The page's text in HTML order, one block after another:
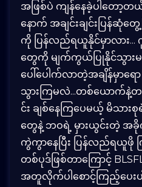
အဖြစ်ပဲ ကျန်နေခဲ့ပါတော့တ
နောက် အချင်းချင်းပြန်ဆုံတွ
ကို ပြန်လည်ရယူနိုင်မှာလား
တွေကို မျက်ကွယ်ပြုနိုင်သွား
ပေါ်ပေါက်လာတဲ့အချိန်မှာ
သွားကြမလဲ...တစ်ယောက်နဲ့
င်း ချစ်နေကြပေမယ့် မိသား
တွေနဲ့ ဘဝရဲ့ မှားယွင်းတဲ့ အ
ကွဲကွာနေပြီး ပြန်လည်ရယူဖို
တစ်ပုဒ်ဖြစ်တာကြောင့်
အတူလိုက်ပါစောင့်ကြည့်ပေးပါ